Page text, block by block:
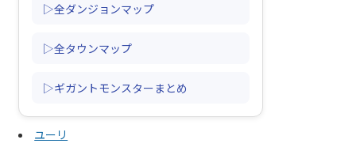
▷全ダンジョンマップ
▷全タウンマップ
▷ギガントモンスターまとめ
ユーリ